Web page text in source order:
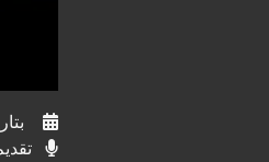
بتاريخ: